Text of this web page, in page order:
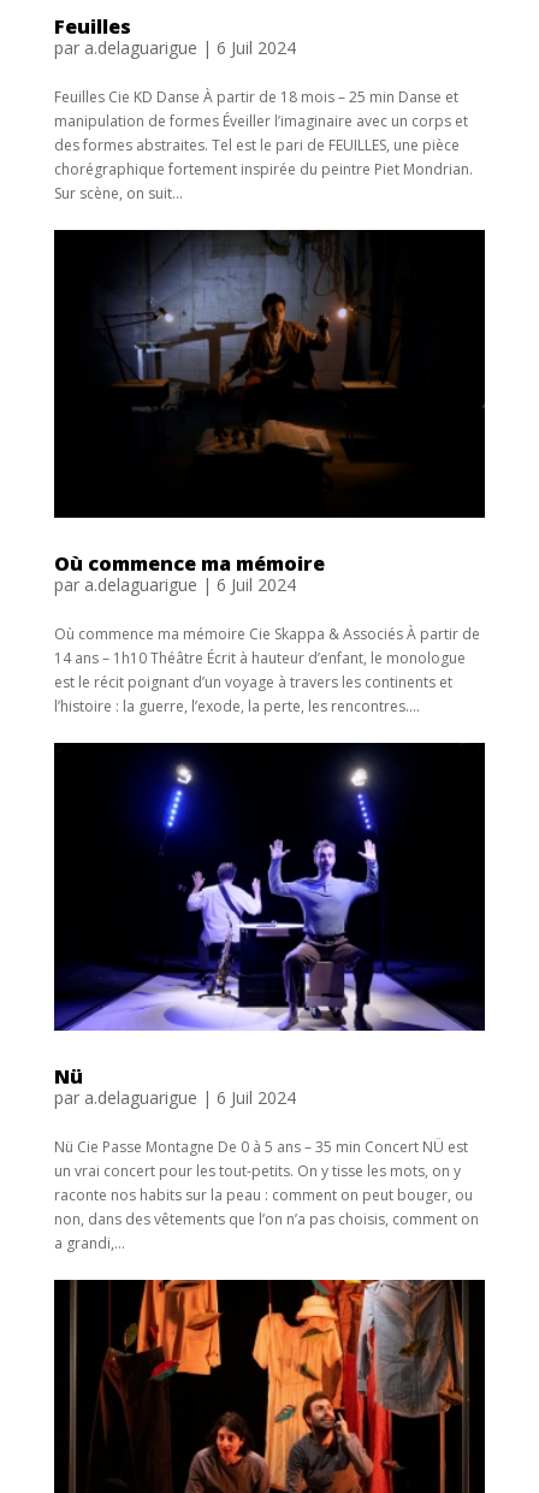
Feuilles
par a.delaguarigue | 6 Juil 2024
Feuilles Cie KD Danse À partir de 18 mois – 25 min Danse et
manipulation de formes Éveiller l’imaginaire avec un corps et
des formes abstraites. Tel est le pari de FEUILLES, une pièce
chorégraphique fortement inspirée du peintre Piet Mondrian.
Sur scène, on suit...
Où commence ma mémoire
par a.delaguarigue | 6 Juil 2024
Où commence ma mémoire Cie Skappa & Associés À partir de
14 ans – 1h10 Théâtre Écrit à hauteur d’enfant, le monologue
est le récit poignant d’un voyage à travers les continents et
l’histoire : la guerre, l’exode, la perte, les rencontres....
Nü
par a.delaguarigue | 6 Juil 2024
Nü Cie Passe Montagne De 0 à 5 ans – 35 min Concert NÜ est
un vrai concert pour les tout-petits. On y tisse les mots, on y
raconte nos habits sur la peau : comment on peut bouger, ou
non, dans des vêtements que l’on n’a pas choisis, comment on
a grandi,...